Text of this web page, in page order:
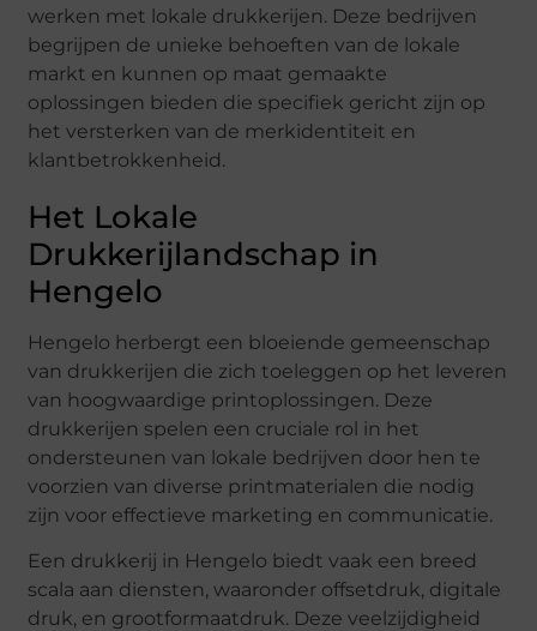
werken met lokale drukkerijen. Deze bedrijven
begrijpen de unieke behoeften van de lokale
markt en kunnen op maat gemaakte
oplossingen bieden die specifiek gericht zijn op
het versterken van de merkidentiteit en
klantbetrokkenheid.
Het Lokale
Drukkerijlandschap in
Hengelo
Hengelo herbergt een bloeiende gemeenschap
van drukkerijen die zich toeleggen op het leveren
van hoogwaardige printoplossingen. Deze
drukkerijen spelen een cruciale rol in het
ondersteunen van lokale bedrijven door hen te
voorzien van diverse printmaterialen die nodig
zijn voor effectieve marketing en communicatie.
Een drukkerij in Hengelo biedt vaak een breed
scala aan diensten, waaronder offsetdruk, digitale
druk, en grootformaatdruk. Deze veelzijdigheid